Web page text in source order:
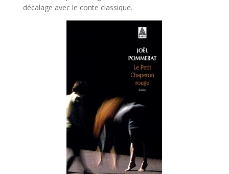
décalage avec le conte classique.